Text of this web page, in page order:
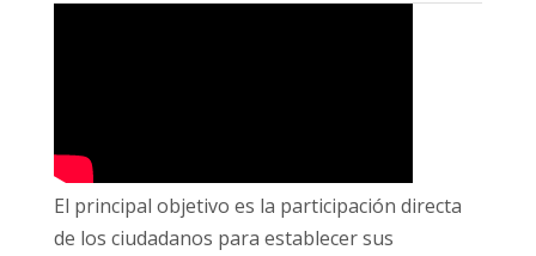
El principal objetivo es la participación directa
de los ciudadanos para establecer sus